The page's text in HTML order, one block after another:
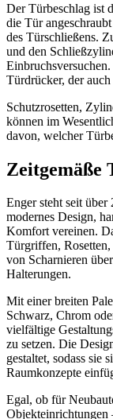
Der Türbeschlag ist
die Tür
des Türschließens.
und den
Türdrücker, der
Schutzrosetten,
können im
davon, welcher
Zeitgemäße
Enger steht seit über
modernes Design,
Komfort vereinen.
Türgriffen,
von Scharnieren
Halterungen.
Mit einer breiten
Schwarz, Chrom
vielfältige
zu setzen. Die
gestaltet, sodass sie
Raumkonzepte
Egal, ob für
Objekteinrichtungen